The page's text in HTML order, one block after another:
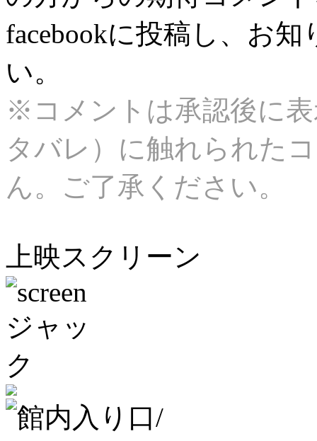
facebookに投稿し、お
い。
※コメントは承認後に
タバレ）に触れられた
ん。ご了承ください。
上映スクリーン